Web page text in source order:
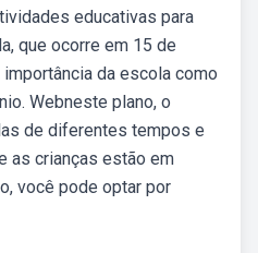
educativas para
que ocorre em 15 de
da escola como
Webneste plano, o
de diferentes tempos e
as crianças estão em
você pode optar por